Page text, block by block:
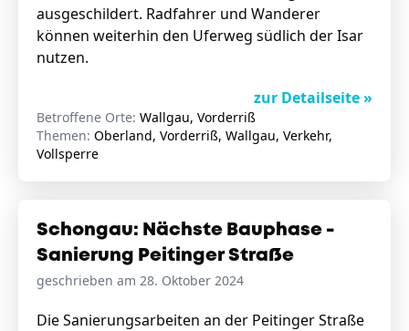
ausgeschildert. Radfahrer und Wanderer
können weiterhin den Uferweg südlich der Isar
nutzen.
zur Detailseite »
Betroffene Orte: Wallgau, Vorderriß
Themen: Oberland, Vorderriß, Wallgau, Verkehr,
Vollsperre
Schongau: Nächste Bauphase -
Sanierung Peitinger Straße
geschrieben am 28. Oktober 2024
Die Sanierungsarbeiten an der Peitinger Straße